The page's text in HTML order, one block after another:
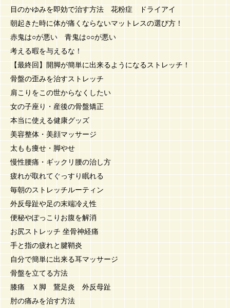
目のかゆみを即効で治す方法 花粉症 ドライアイ
朝起きた時に体が痛くならないマットレスの選び方！
赤鬼は○が悪い 青鬼は○○が悪い
考える暇を与えるな！
【最終回】開脚が簡単に出来るようになるストレッチ！
骨盤の歪みを治すストレッチ
肩こりをこの世からなくしたい
女の子座り・産後の骨盤矯正
本当に使える健康グッズ
美容整体・美顔マッサージ
太もも痩せ・脚やせ
慢性腰痛・ギックリ腰の治し方
疲れが取れてぐっすり眠れる
毎朝のストレッチルーティン
外反母趾や足の末端冷え性
便秘やぽっこりお腹を解消
お尻ストレッチ 坐骨神経痛
手と指の疲れと腱鞘炎
自分で簡単に出来る耳マッサージ
骨盤を立てる方法
膝痛 Ｘ脚 鵞足炎 外反母趾
肘の痛みを治す方法